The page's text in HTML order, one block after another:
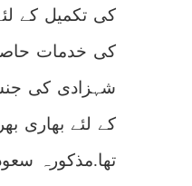
کی تکمیل کے
کی خدمات
شہزادی کی
کے لئے بھاری
تھا.مذکورہ